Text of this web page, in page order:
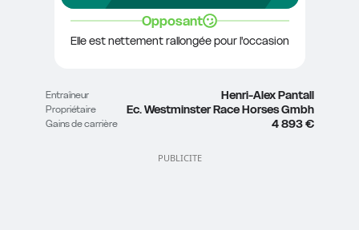
Opposant
Elle est nettement rallongée pour l'occasion
Entraîneur Henri-Alex Pantall
Propriétaire Ec. Westminster Race Horses Gmbh
Gains de carrière 4 893 €